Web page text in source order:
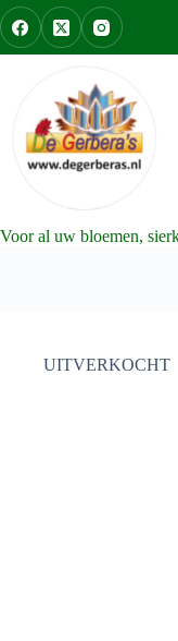
Ga
naar
de
Voor al uw bloemen,
UITVERKOCHT